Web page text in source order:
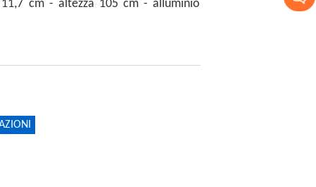
cm - altezza 105 cm - alluminio